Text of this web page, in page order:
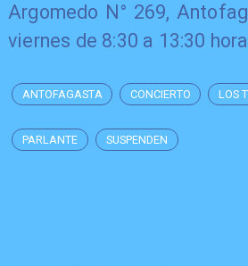
Argomedo N° 269,
viernes de 8:30 a 13:30
ANTOFAGASTA CONCIERTO LOS
PARLANTE SUSPENDEN